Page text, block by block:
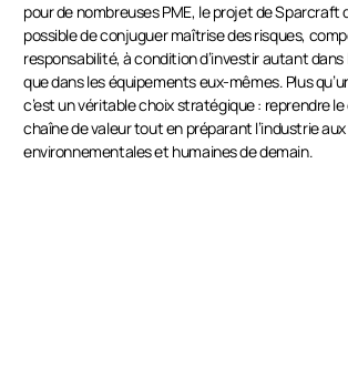
pour de nombreuses PME, le projet de Sparcraft
possible de conjuguer maîtrise des risques,
responsabilité, à condition d’investir autant
que dans les équipements eux-mêmes. Plus
c’est un véritable choix stratégique : reprendre
chaîne de valeur tout en préparant l’industrie
environnementales et humaines de demain.